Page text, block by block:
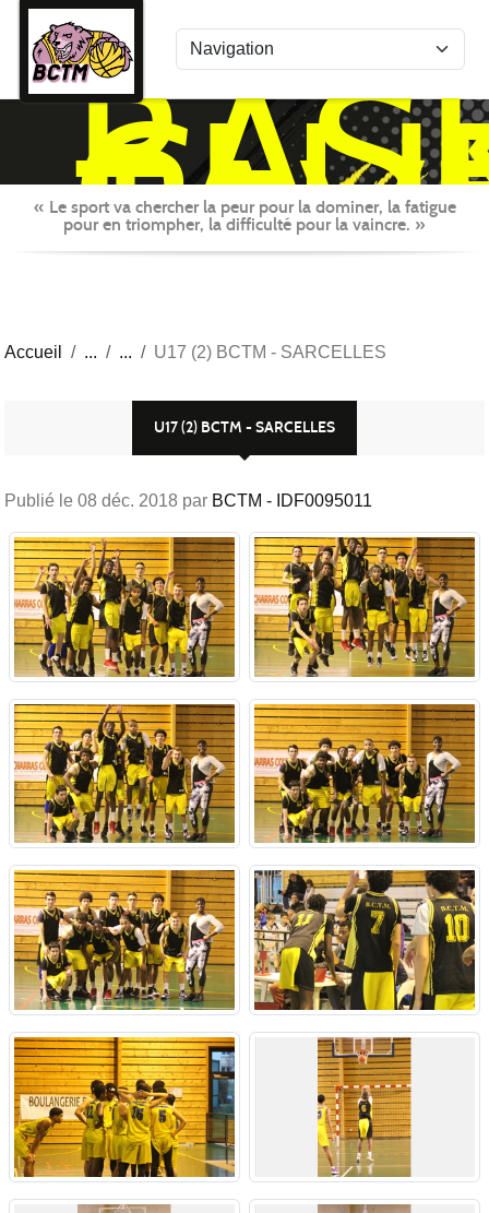
« Le sport va chercher la peur pour la dominer, la fatigue
pour en triompher, la difficulté pour la vaincre. »
Accueil U17 (2) BCTM - SARCELLES
U17 (2) BCTM - SARCELLES
Publié le 08 déc. 2018 par BCTM - IDF0095011
Panneau de gestion des cookies